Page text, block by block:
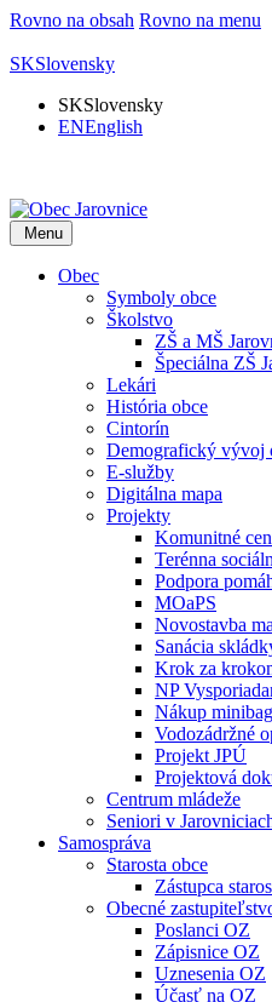
Rovno na obsah Rovno na menu
SKSlovensky
SKSlovensky
ENEnglish
Menu
Obec
Symboly obce
Školstvo
ZŠ a MŠ
Špeciálna ZŠ
Lekári
História obce
Cintorín
Demografický vývoj
E-služby
Digitálna mapa
Projekty
Komunitné
Terénna
Podpora
MOaPS
Novostavba
Sanácia
Krok za
NP
Nákup
Vodozádržné
Projekt JPÚ
Projektová
Centrum mládeže
Seniori v
Samospráva
Starosta obce
Zástupca
Obecné
Poslanci OZ
Zápisnice OZ
Uznesenia OZ
Účasť na OZ